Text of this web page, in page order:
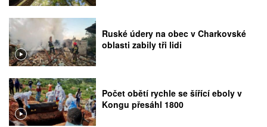
Ruské údery na obec v Charkovské
oblasti zabily tři lidi
Počet obětí rychle se šířící eboly v
Kongu přesáhl 1800